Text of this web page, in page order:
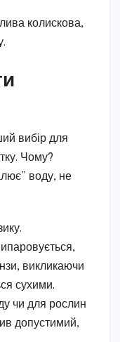
колискова,
вибір для
Чому?
воду, не
викликаючи
сухими.
чи для рослин
допустимий,